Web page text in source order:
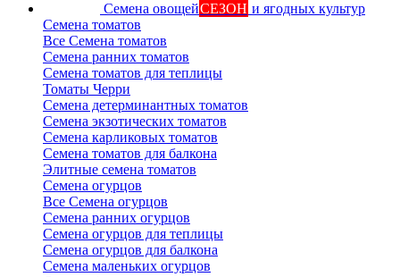
Семена овощейСЕЗОН и ягодных культур
Семена томатов
Все Семена томатов
Семена ранних томатов
Семена томатов для теплицы
Томаты Черри
Семена детерминантных томатов
Семена экзотических томатов
Семена карликовых томатов
Семена томатов для балкона
Элитные семена томатов
Семена огурцов
Все Семена огурцов
Семена ранних огурцов
Семена огурцов для теплицы
Семена огурцов для балкона
Семена маленьких огурцов